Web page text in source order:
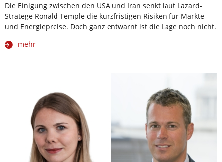
Die Einigung zwischen den USA und Iran senkt laut Lazard-
Stratege Ronald Temple die kurzfristigen Risiken für Märkte
und Energiepreise. Doch ganz entwarnt ist die Lage noch nicht.
mehr